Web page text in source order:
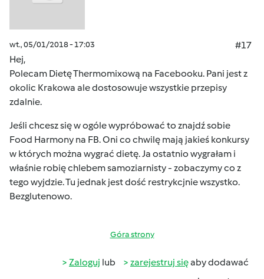
wt., 05/01/2018 - 17:03
#17
Hej,
Polecam Dietę Thermomixową na Facebooku. Pani jest z
okolic Krakowa ale dostosowuje wszystkie przepisy
zdalnie.
Jeśli chcesz się w ogóle wypróbować to znajdź sobie
Food Harmony na FB. Oni co chwilę mają jakieś konkursy
w których można wygrać dietę. Ja ostatnio wygrałam i
właśnie robię chlebem samoziarnisty - zobaczymy co z
tego wyjdzie. Tu jednak jest dość restrykcjnie wszystko.
Bezglutenowo.
Góra strony
Zaloguj lub zarejestruj sięaby dodawać